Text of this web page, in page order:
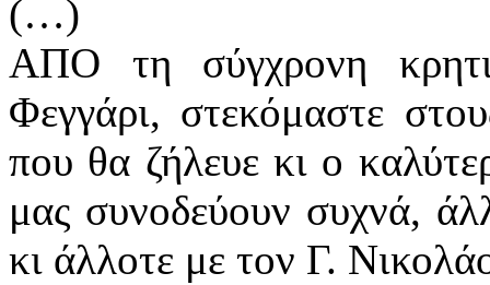
(…)
ΑΠΟ τη σύγχρονη
Φεγγάρι, στεκόμαστε
που θα ζήλευε κι ο
μας συνοδεύουν συχνά,
κι άλλοτε με τον Γ.